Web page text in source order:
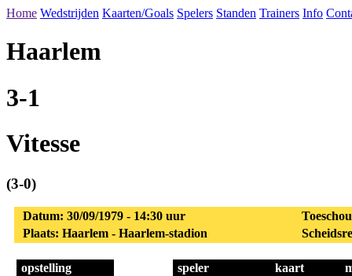
Home Wedstrijden Kaarten/Goals Spelers Standen Trainers Info
Haarlem
3-1
Vitesse
(3-0)
Datum: 30/09/1979 - 14:30 uur
Plaats: Haarlem - Haarlem-stadion
opstelling
speler kaart